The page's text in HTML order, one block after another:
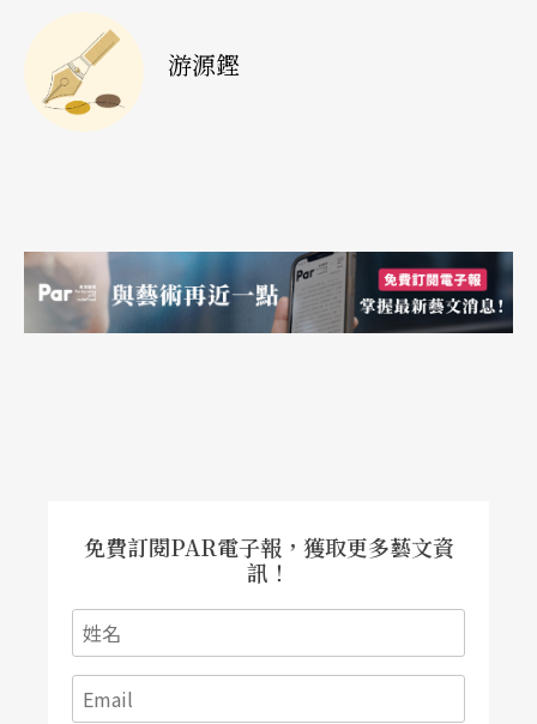
下聯「六禮未行入洞房」，就道出了戲劇演出這種
「省略」的處理特質，這也是劇場能讓觀衆坐得住
買票都是件繁鎖的事。）
聯句已經夠淺白，不該解釋太多，否則就恐怕會過
一看即知，這是宜蘭地區專有的戲棚聯，「蘭陽」
是宜蘭的別稱，「開盛會」則是對廟會中戲曲演出
的頌嘆，「俯仰之間涵萬象」，旣指演員在動靜俯
仰之間表現出世間萬象，又指在演員（俯，對台十
觀衆）與觀衆（仰，對台上演員）互動間的喜、
游源鏗
免費訂閱PAR電子報，獲取更多藝文資
訊！